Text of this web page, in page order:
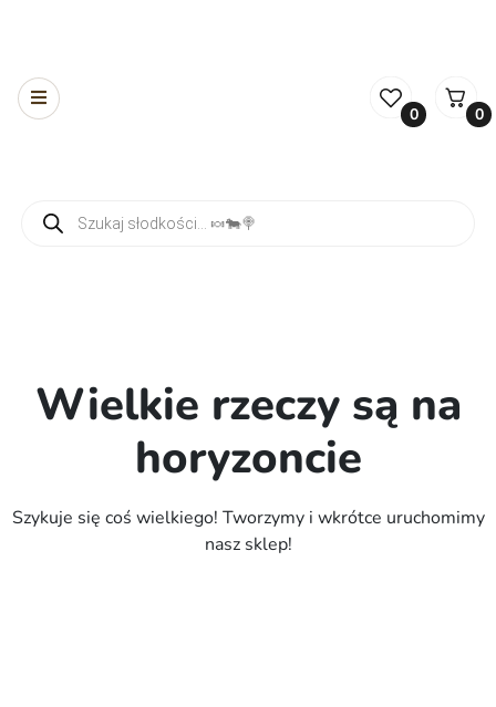
0 0
Wielkie rzeczy są na
horyzoncie
Szykuje się coś wielkiego! Tworzymy i wkrótce uruchomimy
nasz sklep!